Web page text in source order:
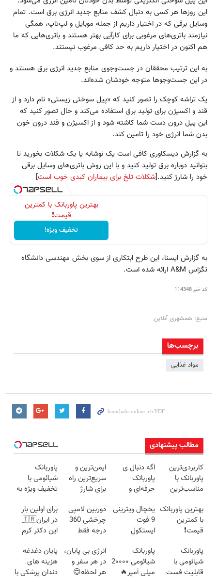
این روزها هر کسی به دنبال کشف منابع جدید انرژی برق است. تمام
وسایل برقی که در اختیار داریم از جمله موبایل و لپ‌تاپ‌، همگی
نیازمند باتری‌های مرغوبی برای کارآیی بهتر هستند و باتری‌هایی که ما
هم اکنون در اختیار داریم به حد کافی مرغوب نیستند.
به این ترتیب محققان در جست‌وجوی منابع جدید انرژی برق هستند و
در این جست‌وجوها متوجه خودشان شده‌اند.
یک تراشه کوچک را تصور کنید که «پیل سوختی زیستی» نام دارد و از
قند و اکسیژن برای تولید برق استفاده می‌کند و حال تصور کنید که
این پیل درون دست شما کاشته شود و از اکسیژن و قند درون خون
بدن شما انرژی خود را تامین ‌کند.
به گزارش دیسکاوری کافی است یک نوشابه یا یک شکلات بخورید تا
بتوانید دوباره برق تولید کنید و با این روش باتری‌های وسایل برقی
خود را شارژ کنید.[شکلات تلخ برای بیماران کبدی خوب است]
بهترین پاوربانک با کمترین
قیمت❗
تخفیف ویژه!
به گزارش ایسنا، این طرح ابتکاری از سوی بخش مهندسی دانشگاه
تگزاس A&M ارائه شده است.
کد خبر114348
منبع: همشهری آنلاین
برچسب‌ها
مواد غذایی
مطالب پیشنهادی
کاربردی‌ترین
پاوربانک با
مناسب‌ترین
اگه دنبال ی
پاوربانک
حرفه‌ای و
تخفیف رو از
دست نده👌🏻
ایمن‌ترین و
سریع‌ترین راه
برای شارژ
پاوربانک
شیائومی با
تخفیف ویژه به
بهترین پاوربانک
با کمترین
قیمت❗
یخچال ویترینی
9 فوت
ایستکول
دوربین لامپی
چرخشی 360
درجه فقط
🔥 پرداخت
درب منزل
برای اولین بار
در ایران🇮🇷
این دکتر کرم
روزه ساخت!
پاوربانک
شیائومی با
قابلیت فست
پاوربانک
شیائومی 2۰۰۰۰
میلی آمپر🔥
انرژی بی پایان،
در هر سفر و
هر لحظه😍
پایان دغدغه
هزینه های
دندان پزشکی با